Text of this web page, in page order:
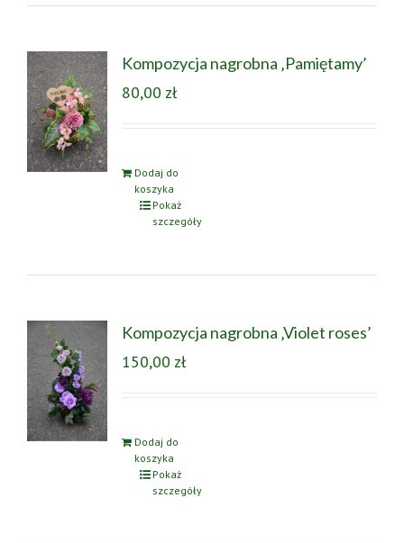
Kompozycja nagrobna ‚Pamiętamy’
80,00 zł
Dodaj do
koszyka
Pokaż
szczegóły
Kompozycja nagrobna ‚Violet roses’
150,00 zł
Dodaj do
koszyka
Pokaż
szczegóły